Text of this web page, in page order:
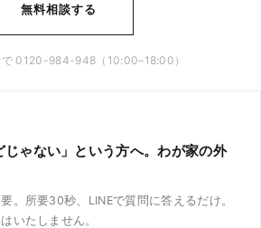
無料相談する
で 0120-984-948（10:00–18:00）
じゃない」という方へ。わが家の外
。所要30秒、LINEで質問に答えるだけ。
いたしません。